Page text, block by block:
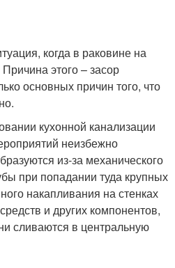
когда в раковине на
этого – засор
основных причин того, что
кухонной канализации
неизбежно
из-за механического
при попадании туда крупных
накапливания на стенках
и других компонентов,
сливаются в центральную